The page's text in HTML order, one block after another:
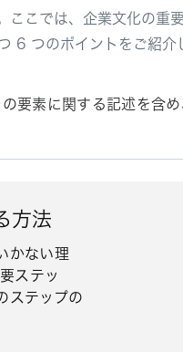
ここでは、企業文化の重
6 つのポイントをご紹介
要素に関する記述を含
方法
かない理
ステッ
ステップの